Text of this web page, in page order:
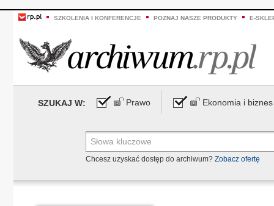
SZKOLENIA I KONFERENCJE POZNAJ NASZE PRODUKTY E-
SZUKAJ W: Prawo Ekonomia i biznes
Chcesz uzyskać dostęp do archiwum? Zobacz ofertę